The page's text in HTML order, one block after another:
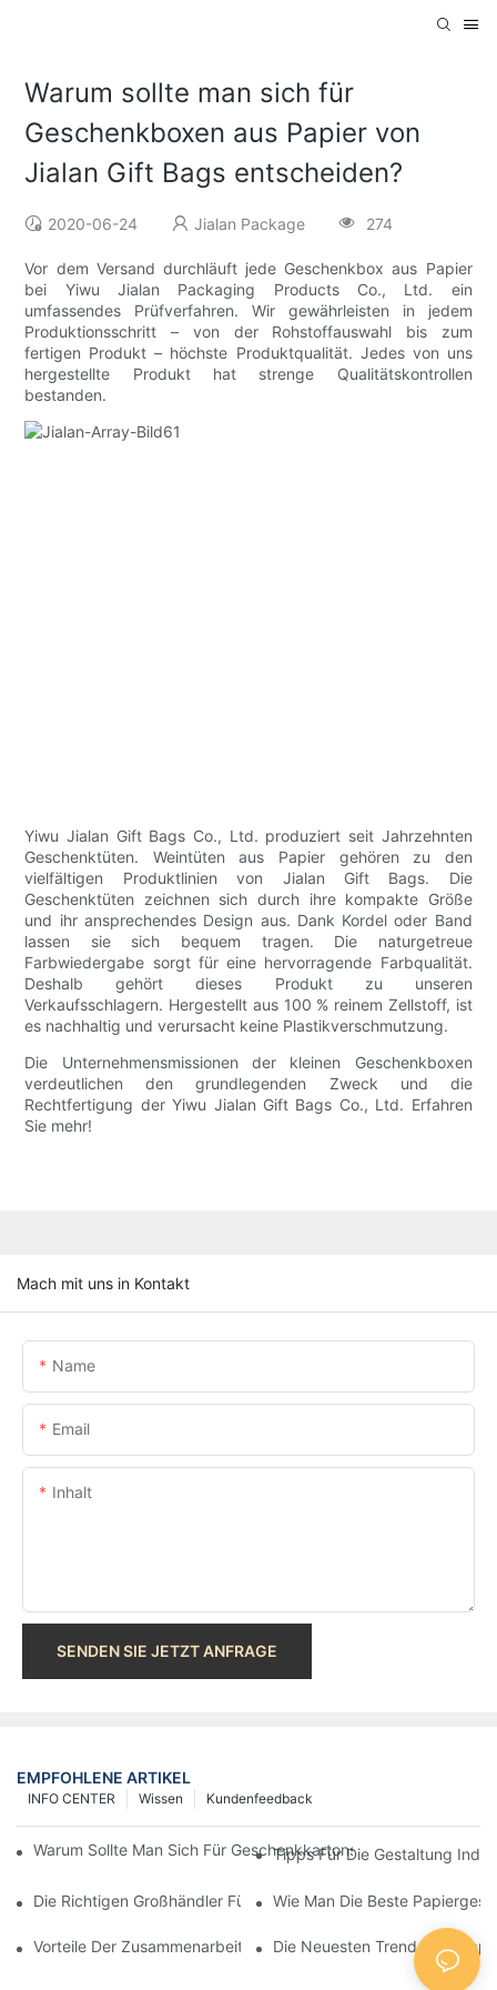
Warum sollte man sich für
Geschenkboxen aus Papier von
Jialan Gift Bags entscheiden?
2020-06-24 Jialan Package 274
Vor dem Versand durchläuft jede Geschenkbox aus Papier
bei Yiwu Jialan Packaging Products Co., Ltd. ein
umfassendes Prüfverfahren. Wir gewährleisten in jedem
Produktionsschritt – von der Rohstoffauswahl bis zum
fertigen Produkt – höchste Produktqualität. Jedes von uns
hergestellte Produkt hat strenge Qualitätskontrollen
bestanden.
Yiwu Jialan Gift Bags Co., Ltd. produziert seit Jahrzehnten
Geschenktüten. Weintüten aus Papier gehören zu den
vielfältigen Produktlinien von Jialan Gift Bags. Die
Geschenktüten zeichnen sich durch ihre kompakte Größe
und ihr ansprechendes Design aus. Dank Kordel oder Band
lassen sie sich bequem tragen. Die naturgetreue
Farbwiedergabe sorgt für eine hervorragende Farbqualität.
Deshalb gehört dieses Produkt zu unseren
Verkaufsschlagern. Hergestellt aus 100 % reinem Zellstoff, ist
es nachhaltig und verursacht keine Plastikverschmutzung.
Die Unternehmensmissionen der kleinen Geschenkboxen
verdeutlichen den grundlegenden Zweck und die
Rechtfertigung der Yiwu Jialan Gift Bags Co., Ltd. Erfahren
Sie mehr!
Mach mit uns in Kontakt
Name
Email
Inhalt
SENDEN SIE JETZT ANFRAGE
EMPFOHLENE ARTIKEL
Kundenfeedback
Wissen
INFO CENTER
Warum Sollte Man Sich Für Geschenkkartons Aus Papier Von
Tipps Für Die Gestaltung
Die Richtigen Großhändler Für Papiertüten Für Ihre Bedürfnisse
Wie Man Die Beste
Vorteile Der Zusammenarbeit Mit Einem Zuverlässigen
Die Neuesten Trends Der